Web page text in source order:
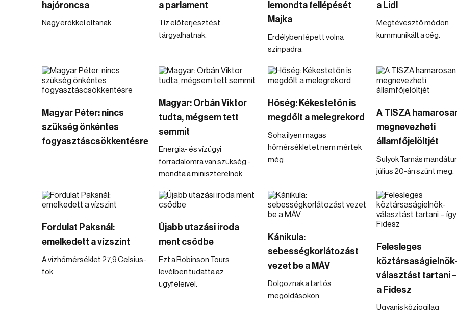
hajóroncsa
Nagy erőkkel oltanak.
a parlament
Tíz előterjesztést
tárgyalhatnak.
lemondta fellépését
Majka
Erdélyben lépett volna
színpadra.
a Lidl
Megtévesztő módon
kummunikált a cég.
Magyar Péter: nincs
szükség önkéntes
fogyasztáscsökkentésre
Magyar: Orbán Viktor
tudta, mégsem tett
semmit
Energia- és vízügyi
forradalomra van szükség -
mondta a miniszterelnök.
Hőség: Kékestetőn is
megdőlt a melegrekord
Soha ilyen magas
hőmérsékletet nem mértek
még.
A TISZA
megnevezheti
államfőjelöltjét
Sulyok Tamás
július 20-án szűnt meg.
Fordulat Paksnál:
emelkedett a vízszint
A vízhőmérséklet 27,9 Celsius-
fok.
Újabb utazási iroda
ment csődbe
Ezt a Robinson Tours
levélben tudatta az
ügyfeleivel.
Kánikula:
sebességkorlátozást
vezet be a MÁV
Dolgoznak a tartós
megoldásokon.
Felesleges
köztársaságielnök-
választást tartani
a Fidesz
Ugyanis közjogilag